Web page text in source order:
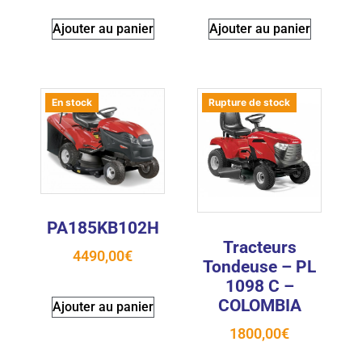
Ajouter au panier Ajouter au panier
En stock
PA185KB102H
4490,00€
Ajouter au panier
Rupture de stock
Tracteurs
Tondeuse – PL
1098 C –
COLOMBIA
1800,00€